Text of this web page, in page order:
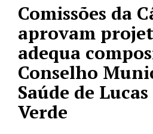
Comissões da
aprovam
adequa
Conselho
Saúde de
Verde